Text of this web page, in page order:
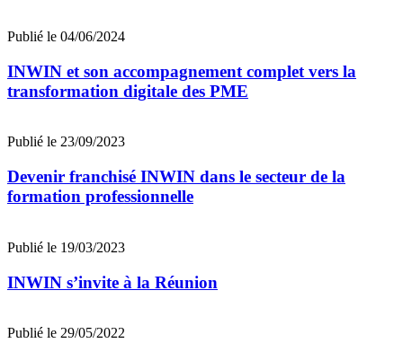
Publié le 04/06/2024
INWIN et son accompagnement complet vers la
transformation digitale des PME
Publié le 23/09/2023
Devenir franchisé INWIN dans le secteur de la
formation professionnelle
Publié le 19/03/2023
INWIN s’invite à la Réunion
Publié le 29/05/2022